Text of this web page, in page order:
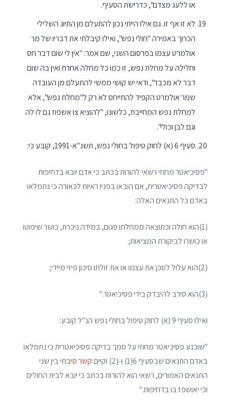
או ללעג מצדם", כדרישת הסעיף.
לא זו אף זו. גם אילו הייתי נכון להתעלם מן התיוג השלילי
הכרוך באמירה "חולי נפש", ואילו קיבלתי את דבריו של מר
אולמרט עצמו בפרסום השני, שם אמר: "אין לי שום דבר חס
וחלילה על מחלת נפש, זו כמו כל מחלה אחרת ואין בה שום
דבר לא מכבד", ודאי יש קושי ממשי להתעלם מן העובדה
שמר אולמרט הקפיד להתייחס לא רק ל"מחלת נפש", אלא
למחלת נפש המחייבת, כלשונו, "להוציא צו אשפוז גם לו לה
וגם לבן וכולי".
סעיף 6 (א) לחוק טיפול בחולי נפש, תשנ"א-1991, קובע כי:
"פסיכיאטר מחוזי רשאי להורות בכתב כי אדם יובא בדחיפות
לבדיקה פסיכיאטרית, אם הובאו בפניו ראיות לכאורה כי נתמלאו
באדם כל התנאים האלה:
(1)הוא חולה וכתוצאה ממחלתו פגום, במידה ניכרת, כושר שיפוטו
או כושרו לביקורת המציאות;
(2)הוא עלול לסכן את עצמו או את זולתו סיכון פיזי מיידי;
(3)הוא סירב להיבדק בידי פסיכיאטר."
ואילו סעיף 9 (א) לחוק טיפול בחולי נפש הנ"ל קובע:
"שוכנע פסיכיאטר מחוזי על סמך בדיקה פסיכיאטרית כי נתמלאו
באדם התנאים שבסעיף 6(1) ו-(2) וקיים
קשר סיבתיבין שני
התנאים האמורים, רשאי הוא להורות בכתב כי יובא לבית החולים
וכי יאושפז בו בדחיפות."